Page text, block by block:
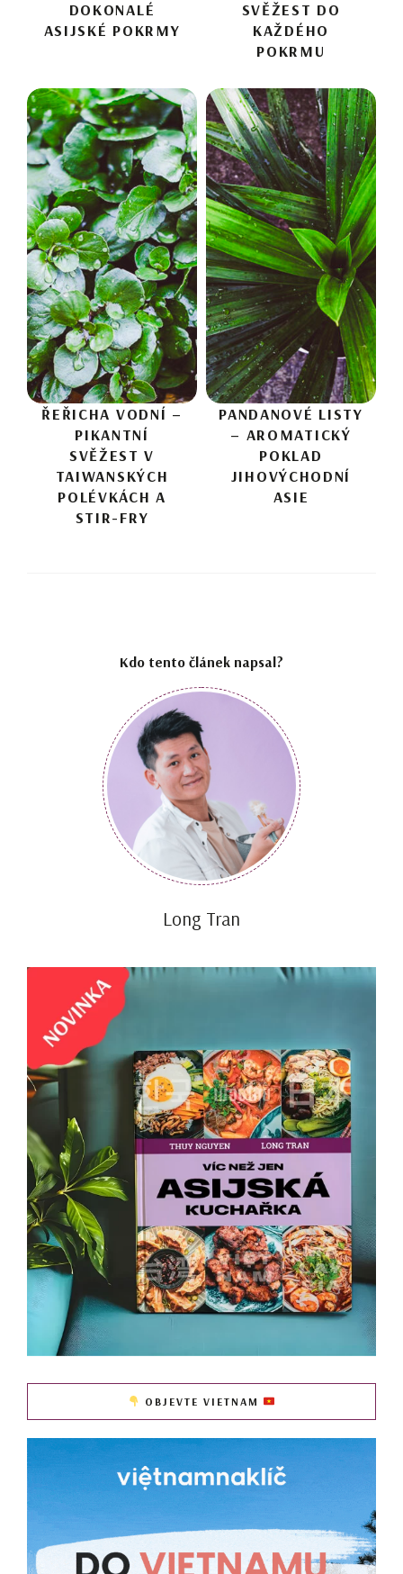
DOKONALÉ
ASIJSKÉ POKRMY
SVĚŽEST DO
KAŽDÉHO
POKRMU
ŘEŘICHA VODNÍ –
PIKANTNÍ
SVĚŽEST V
TAIWANSKÝCH
POLÉVKÁCH A
STIR-FRY
PANDANOVÉ LISTY
– AROMATICKÝ
POKLAD
JIHOVÝCHODNÍ
ASIE
Kdo tento článek napsal?
Long Tran
OBJEVTE VIETNAM